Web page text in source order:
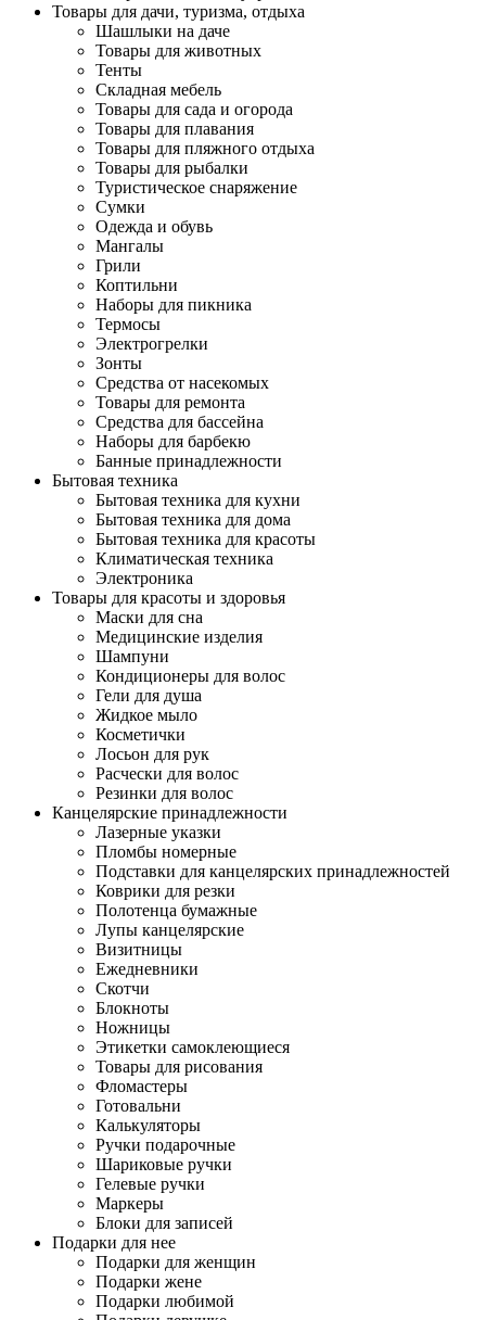
Товары для дачи, туризма, отдыха
Шашлыки на даче
Товары для животных
Тенты
Складная мебель
Товары для сада и огорода
Товары для плавания
Товары для пляжного отдыха
Товары для рыбалки
Туристическое снаряжение
Сумки
Одежда и обувь
Мангалы
Грили
Коптильни
Наборы для пикника
Термосы
Электрогрелки
Зонты
Средства от насекомых
Товары для ремонта
Средства для бассейна
Наборы для барбекю
Банные принадлежности
Бытовая техника
Бытовая техника для кухни
Бытовая техника для дома
Бытовая техника для красоты
Климатическая техника
Электроника
Товары для красоты и здоровья
Маски для сна
Медицинские изделия
Шампуни
Кондиционеры для волос
Гели для душа
Жидкое мыло
Косметички
Лосьон для рук
Расчески для волос
Резинки для волос
Канцелярские принадлежности
Лазерные указки
Пломбы номерные
Подставки для канцелярских принадлежностей
Коврики для резки
Полотенца бумажные
Лупы канцелярские
Визитницы
Ежедневники
Скотчи
Блокноты
Ножницы
Этикетки самоклеющиеся
Товары для рисования
Фломастеры
Готовальни
Калькуляторы
Ручки подарочные
Шариковые ручки
Гелевые ручки
Маркеры
Блоки для записей
Подарки для нее
Подарки для женщин
Подарки жене
Подарки любимой